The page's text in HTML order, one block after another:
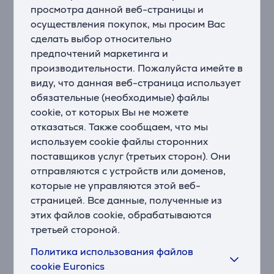
просмотра данной веб-страницы и
осуществления покупок, мы просим Вас
сделать выбор относительно
предпочтений маркетинга и
производительности. Пожалуйста имейте в
виду, что данная веб-страница использует
обязательные (необходимые) файлы
cookie, от которых Вы не можете
отказаться. Также сообщаем, что мы
используем cookie файлы сторонних
поставщиков услуг (третьих сторон). Они
отправляются с устройств или доменов,
которые не управляются этой веб-
страницей. Все данные, полученные из
этих файлов cookie, обрабатываются
третьей стороной.
Политика использования файлов
cookie Euronics
забега, и на экране часов появится Ваше расчетное
время финиша.
Бег по стадиону
Если Вы готовы потренироваться на стадионе,
используйте встроенное занятие «Бег на стадионе»
для записи точной протяженности кругов и
просмотра дистанции в метрах.
Предупреждения о частоте шагов
Собираетесь улучшить свою беговую форму?
Воспользуйтесь предупреждениями о частоте
шагов. Благодаря этой функции устройство
предупредит Вас при выходе за пределы целевого
диапазона по частоте шагов.
Рекомендации по восстановлению
между интенсивными тренировками. После каждого
занятия встроенная функция восстановления